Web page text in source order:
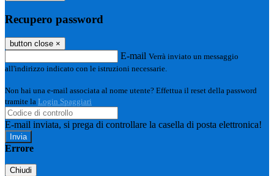
Recupero password
button close ×
E-mail Verrà inviato un messaggio
all'indirizzo indicato con le istruzioni necessarie.
Non hai una e-mail associata al nome utente? Effettua il reset della password
tramite la Login Spaggiari
E-mail inviata, si prega di controllare la casella di posta elettronica!
Errore
Chiudi